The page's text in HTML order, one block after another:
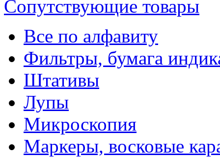
Сопутствующие товары
Все по алфавиту
Фильтры, бумага
Штативы
Лупы
Микроскопия
Маркеры, восковые